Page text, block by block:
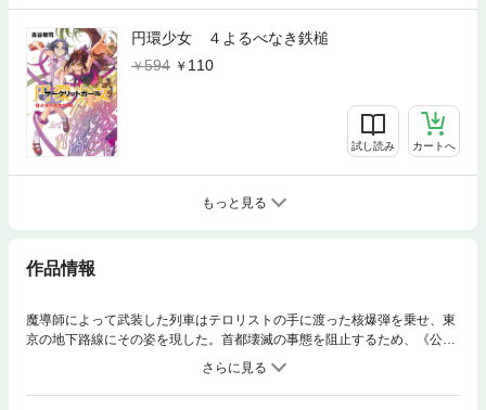
円環少女 ４よるべなき鉄槌
594
110
試し読み カートへ
もっと見る
作品情報
魔導師によって武装した列車はテロリストの手に渡った核爆弾を乗せ、東
京の地下路線にその姿を現した。首都壊滅の事態を阻止するため、《公
館》は稼働する専任係官を招集し、総力を挙げて核爆弾奪取に動き始め